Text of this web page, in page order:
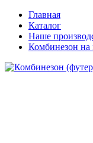
Главная
Каталог
Наше
Комбинезон на